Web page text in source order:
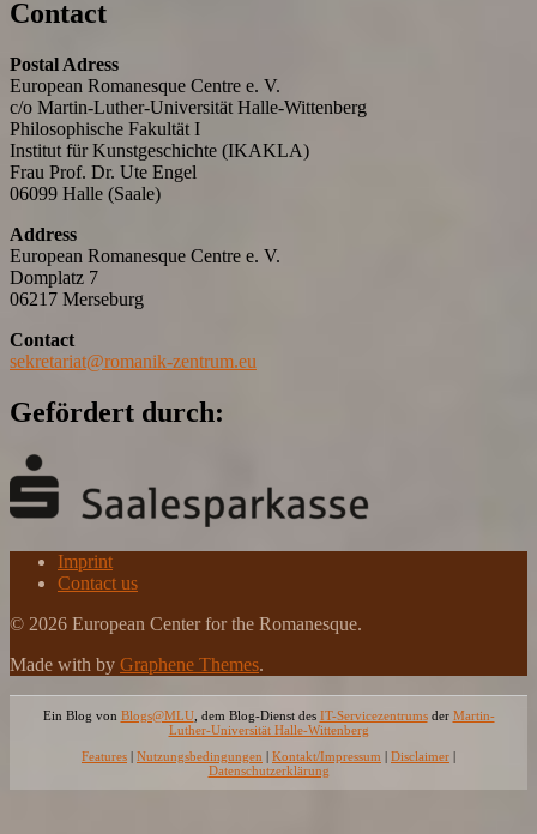
Contact
Postal Adress
European Romanesque Centre e. V.
c/o Martin-Luther-Universität Halle-Wittenberg
Philosophische Fakultät I
Institut für Kunstgeschichte (IKAKLA)
Frau Prof. Dr. Ute Engel
06099 Halle (Saale)
Address
European Romanesque Centre e. V.
Domplatz 7
06217 Merseburg
Contact
sekretariat@romanik-zentrum.eu
Gefördert durch:
Imprint
Contact us
© 2026 European Center for the Romanesque.
Made with by Graphene Themes.
Ein Blog von Blogs@MLU, dem Blog-Dienst des IT-Servicezentrumsder Martin-
Luther-Universität Halle-Wittenberg
Features | Nutzungsbedingungen | Kontakt/Impressum | Disclaimer |
Datenschutzerklärung